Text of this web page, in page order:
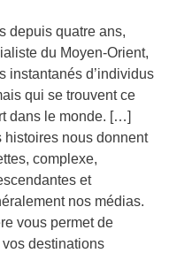
depuis quatre ans,
du Moyen-Orient,
instantanés d’individus
qui se trouvent ce
dans le monde. […]
nous donnent
complexe,
et
nos médias.
vous permet de
destinations